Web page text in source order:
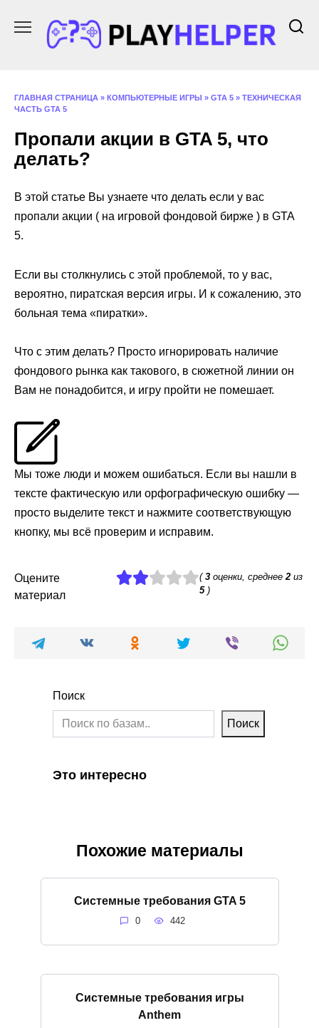
содержанию
ГЛАВНАЯ СТРАНИЦА » КОМПЬЮТЕРНЫЕ ИГРЫ » GTA 5 » ТЕХНИЧЕСКАЯ
ЧАСТЬ GTA 5
Пропали акции в GTA 5, что
делать?
В этой статье Вы узнаете что делать если у вас
пропали акции ( на игровой фондовой бирже ) в GTA
5.
Если вы столкнулись с этой проблемой, то у вас,
вероятно, пиратская версия игры. И к сожалению, это
больная тема «пиратки».
Что с этим делать? Просто игнорировать наличие
фондового рынка как такового, в сюжетной линии он
Вам не понадобится, и игру пройти не помешает.
Мы тоже люди и можем ошибаться. Если вы нашли в
тексте фактическую или орфографическую ошибку —
просто выделите текст и нажмите соответствующую
кнопку, мы всё проверим и исправим.
Оцените
материал
(3оценки, среднее 2из
5)
Поиск
Поиск
Это интересно
Похожие материалы
Системные требования GTA 5
0 442
Системные требования игры
Anthem